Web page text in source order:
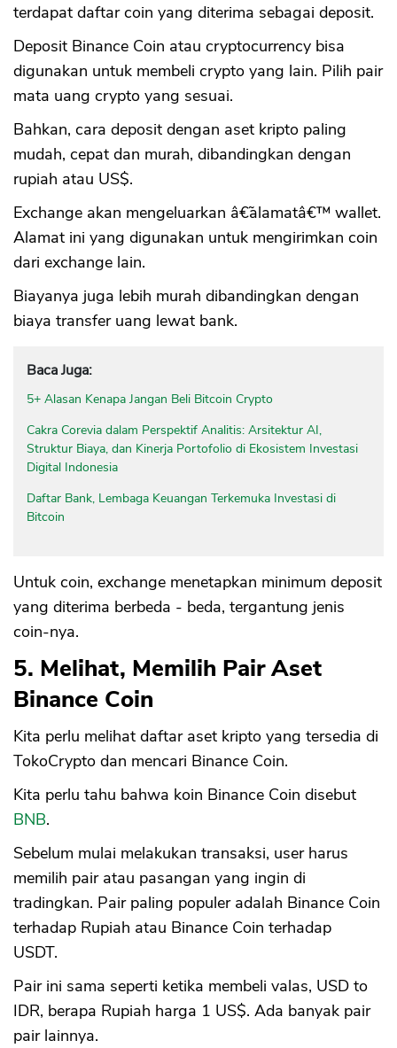
terdapat daftar coin yang diterima sebagai deposit.
Deposit Binance Coin atau cryptocurrency bisa
digunakan untuk membeli crypto yang lain. Pilih pair
mata uang crypto yang sesuai.
Bahkan, cara deposit dengan aset kripto paling
mudah, cepat dan murah, dibandingkan dengan
rupiah atau US$.
Exchange akan mengeluarkan â€˜alamatâ€™ wallet.
Alamat ini yang digunakan untuk mengirimkan coin
dari exchange lain.
Biayanya juga lebih murah dibandingkan dengan
biaya transfer uang lewat bank.
Baca Juga:
5+ Alasan Kenapa Jangan Beli Bitcoin Crypto
Cakra Corevia dalam Perspektif Analitis: Arsitektur AI,
Struktur Biaya, dan Kinerja Portofolio di Ekosistem Investasi
Digital Indonesia
Daftar Bank, Lembaga Keuangan Terkemuka Investasi di
Bitcoin
Untuk coin, exchange menetapkan minimum deposit
yang diterima berbeda - beda, tergantung jenis
coin-nya.
5. Melihat, Memilih Pair Aset
Binance Coin
Kita perlu melihat daftar aset kripto yang tersedia di
TokoCrypto dan mencari Binance Coin.
Kita perlu tahu bahwa koin Binance Coin disebut
BNB.
Sebelum mulai melakukan transaksi, user harus
memilih pair atau pasangan yang ingin di
tradingkan. Pair paling populer adalah Binance Coin
terhadap Rupiah atau Binance Coin terhadap
USDT.
Pair ini sama seperti ketika membeli valas, USD to
IDR, berapa Rupiah harga 1 US$. Ada banyak pair
pair lainnya.